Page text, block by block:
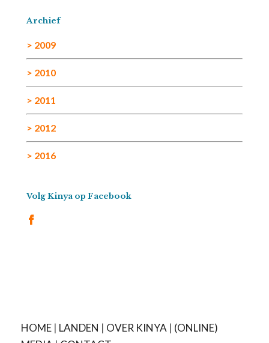
Archief
> 2009
> 2010
> 2011
> 2012
> 2016
Volg Kinya op Facebook
HOME| LANDEN | OVER KINYA| (ONLINE)